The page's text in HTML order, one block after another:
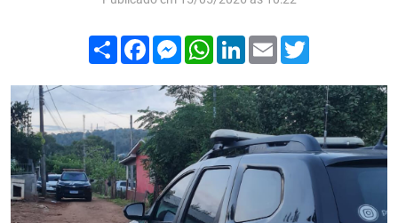
Compartilhar
FacebookMessenger
WhatsApp
LinkedIn
Email